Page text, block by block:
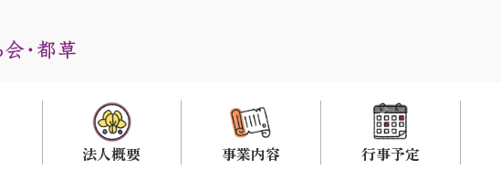
法人概要 事業内容 行事予定